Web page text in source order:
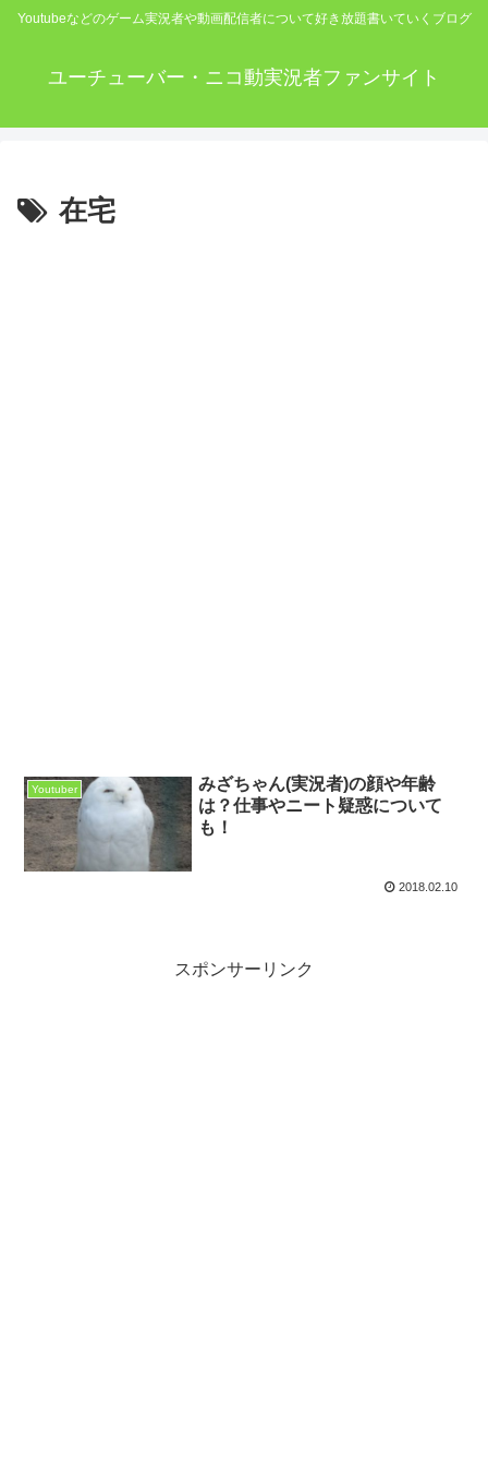
Youtubeなどのゲーム実況者や動画配信者について好き放題書いていくブログ
ユーチューバー・ニコ動実況者ファンサイト
在宅
Youtuber
みざちゃん(実況者)の顔や年齢
は？仕事やニート疑惑について
も！
2018.02.10
スポンサーリンク